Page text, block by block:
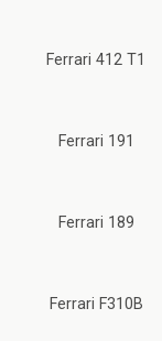
Ferrari 412 T1
Ferrari 191
Ferrari 189
Ferrari F310B